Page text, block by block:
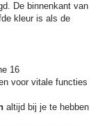
De binnenkant van
kleur is als de
16
voor vitale functies
altijd bij je te hebben